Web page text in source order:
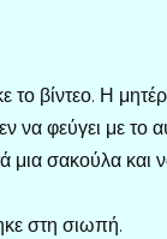
το βίντεο. Η
να φεύγει με το
μια σακούλα και
στη σιωπή.